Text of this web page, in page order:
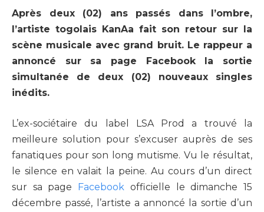
Après deux (02) ans passés dans l’ombre,
l’artiste togolais KanAa fait son retour sur la
scène musicale avec grand bruit. Le rappeur a
annoncé sur sa page Facebook la sortie
simultanée de deux (02) nouveaux singles
inédits.
L’ex-sociétaire du label LSA Prod a trouvé la
meilleure solution pour s’excuser auprès de ses
fanatiques pour son long mutisme. Vu le résultat,
le silence en valait la peine. Au cours d’un direct
sur sa page Facebook officielle le dimanche 15
décembre passé, l’artiste a annoncé la sortie d’un